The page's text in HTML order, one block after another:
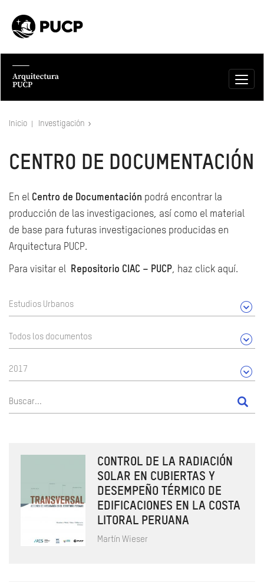
Inicio Investigación
CENTRO DE DOCUMENTACIÓN
En el Centro de Documentación podrá encontrar la
producción de las investigaciones, así como el material
de base para futuras investigaciones producidas en
Arquitectura PUCP.
Para visitar el Repositorio CIAC – PUCP, haz click aquí.
Estudios Urbanos
Todos los documentos
2017
CONTROL DE LA RADIACIÓN
SOLAR EN CUBIERTAS Y
DESEMPEÑO TÉRMICO DE
EDIFICACIONES EN LA COSTA
LITORAL PERUANA
Martín Wieser